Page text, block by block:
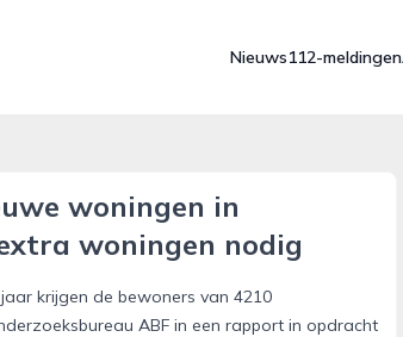
Nieuws112-meldingen
woningen in
woningen nodig
krijgen de bewoners van 4210
ABF in een rapport in opdracht